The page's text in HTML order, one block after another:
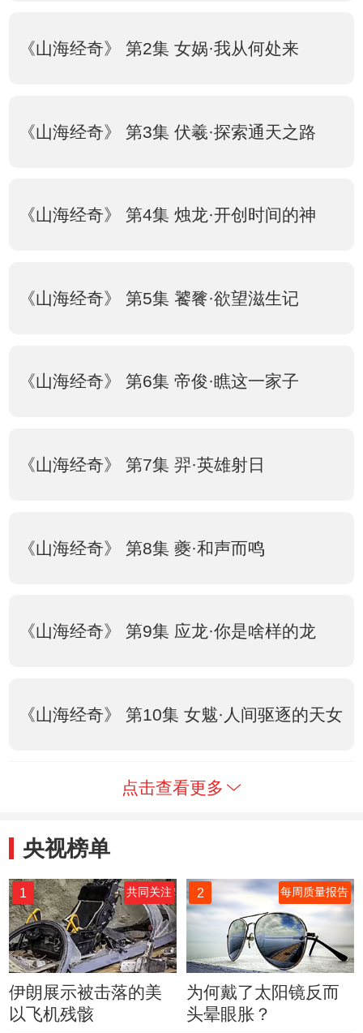
《山海经奇》 第2集 女娲·我从何处来
《山海经奇》 第3集 伏羲·探索通天之路
《山海经奇》 第4集 烛龙·开创时间的神
《山海经奇》 第5集 饕餮·欲望滋生记
《山海经奇》 第6集 帝俊·瞧这一家子
《山海经奇》 第7集 羿·英雄射日
《山海经奇》 第8集 夔·和声而鸣
《山海经奇》 第9集 应龙·你是啥样的龙
《山海经奇》 第10集 女魃·人间驱逐的天女
点击查看更多
央视榜单
1 共同关注
伊朗展示被击落的美
以飞机残骸
2 每周质量报告
为何戴了太阳镜反而
头晕眼胀？